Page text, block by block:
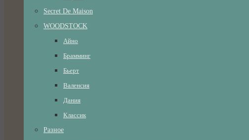
Secret De Maison
WOODSTOCK
Айно
Брамминг
Бьерт
Валенсия
Дания
Классик
Разное